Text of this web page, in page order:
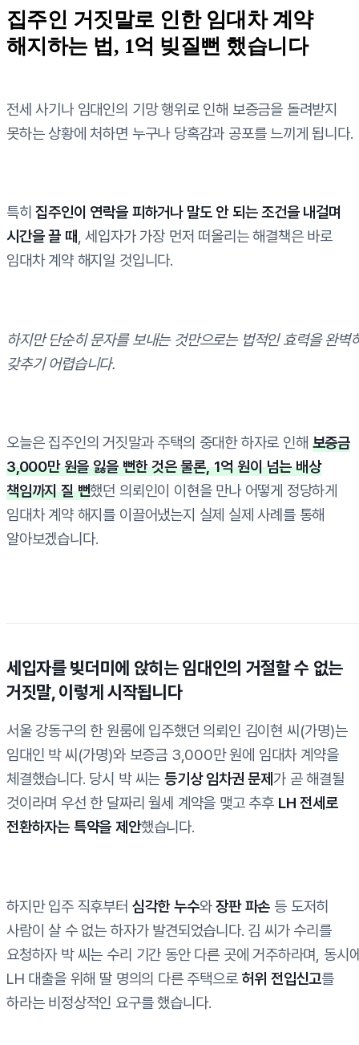
집주인 거짓말로 인한 임대차 계약
해지하는 법, 1억 빚질뻔 했습니다
전세 사기나 임대인의 기망 행위로 인해 보증금을 돌려받지
못하는 상황에 처하면 누구나 당혹감과 공포를 느끼게 됩니다.
특히집주인이 연락을 피하거나 말도 안 되는 조건을 내걸며
시간을 끌 때, 세입자가 가장 먼저 떠올리는 해결책은 바로
임대차 계약 해지일 것입니다.
하지만 단순히 문자를 보내는 것만으로는 법적인 효력을 완벽
갖추기 어렵습니다.
오늘은 집주인의 거짓말과 주택의 중대한 하자로 인해 보증금
3,000만 원을 잃을 뻔한 것은 물론, 1억 원이 넘는 배상
책임까지 질 뻔했던 의뢰인이 이현을 만나 어떻게 정당하게
임대차 계약 해지를 이끌어냈는지 실제 실제 사례를 통해
알아보겠습니다.
세입자를 빚더미에 앉히는 임대인의 거절할 수 없는
거짓말, 이렇게 시작됩니다
서울 강동구의 한 원룸에 입주했던 의뢰인 김이현 씨(가명)는
임대인 박 씨(가명)와 보증금 3,000만 원에 임대차 계약을
체결했습니다. 당시 박 씨는 등기상 임차권 문제가 곧 해결될
것이라며 우선 한 달짜리 월세 계약을 맺고 추후 LH 전세로
전환하자는 특약을 제안했습니다.
하지만 입주 직후부터 심각한 누수와장판 파손 등 도저히
사람이 살 수 없는 하자가 발견되었습니다. 김 씨가 수리를
요청하자 박 씨는 수리 기간 동안 다른 곳에 거주하라며, 동시
LH 대출을 위해 딸 명의의 다른 주택으로허위 전입신고를
하라는 비정상적인 요구를 했습니다.